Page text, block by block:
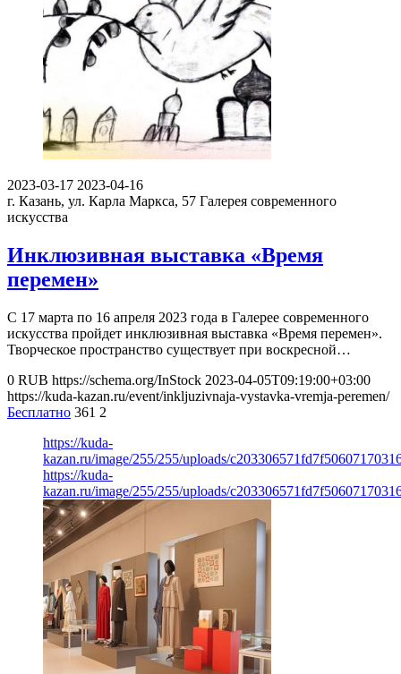
2023-03-17 2023-04-16
г. Казань, ул. Карла Маркса, 57 Галерея современного
искусства
Инклюзивная выставка «Время
перемен»
С 17 марта по 16 апреля 2023 года в Галерее современного
искусства пройдет инклюзивная выставка «Время перемен».
Творческое пространство существует при воскресной…
0 RUB https://schema.org/InStock 2023-04-05T09:19:00+03:00
https://kuda-kazan.ru/event/inkljuzivnaja-vystavka-vremja-peremen/
Бесплатно 361 2
https://kuda-
kazan.ru/image/255/255/uploads/
https://kuda-
kazan.ru/image/255/255/uploads/